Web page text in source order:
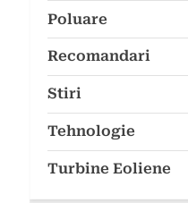
Poluare
Recomandari
Stiri
Tehnologie
Turbine Eoliene